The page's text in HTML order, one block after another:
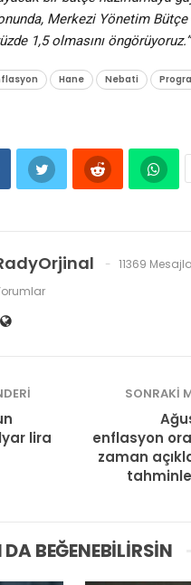
Merkezi Yönetim Bütçe
1,5 olmasını öngörüyoruz.”
Hane Nebati
11369
lira
SONRAKI
enflasyon
zaman
BEĞENEBILIRSIN